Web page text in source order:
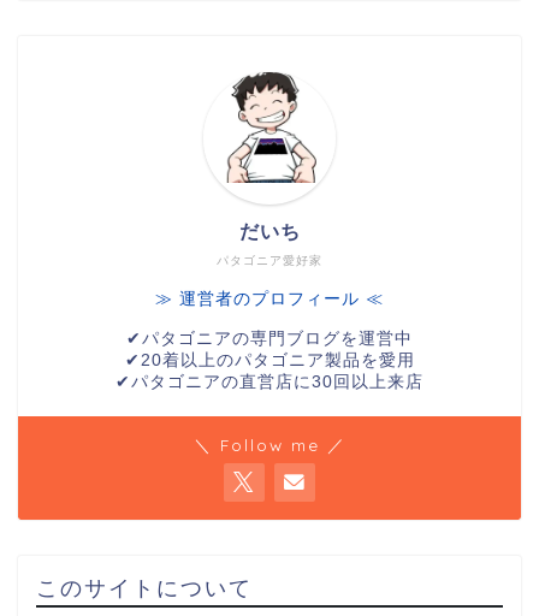
パタゴニア愛好家
だいち
≫ 運営者のプロフィール ≪
✔︎パタゴニアの専門ブログを運営中
✔︎20着以上のパタゴニア製品を愛用
✔︎パタゴニアの直営店に30回以上来店
＼ Follow me ／
このサイトについて